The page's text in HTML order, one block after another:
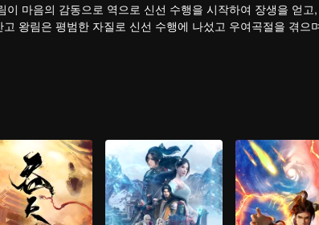
이 마음의 감동으로 역으로 신선 수행을 시작하여 장생을 얻
왕림은 평범한 자질로 신선 수행에 나섰고 우여곡절을 겪